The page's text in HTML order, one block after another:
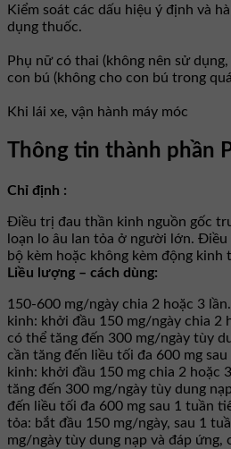
Kiểm soát các dấu hiệu ý định và
dụng thuốc.
Phụ nữ có thai (không nên sử
con bú (không cho con bú trong
Khi lái xe, vận hành máy móc
Thông tin thành phần
Chỉ định :
Điều trị đau thần kinh nguồn gốc
loạn lo âu lan tỏa ở người lớn.
bộ kèm hoặc không kèm động
Liều lượng – cách dùng:
150-600 mg/ngày chia 2 hoặc 3
kinh: khởi đầu 150 mg/ngày chia 2
có thể tăng đến 300 mg/ngày tùy
cần tăng đến liều tối đa 600 mg
kinh: khởi đầu 150 mg chia 2 hoặc
tăng đến 300 mg/ngày tùy dung
đến liều tối đa 600 mg sau 1 tuần
tỏa: bắt đầu 150 mg/ngày, sau 1
mg/ngày tùy dung nạp và đáp ứng,